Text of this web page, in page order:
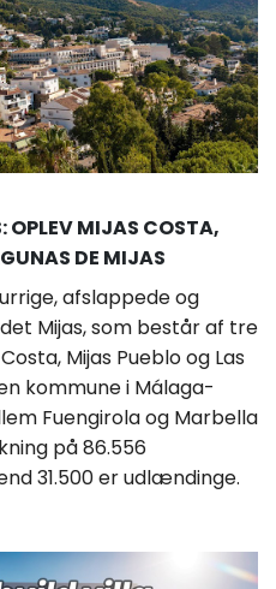
OPLEV MIJAS COSTA,
DE MIJAS
afslappede og
Mijas, som består af tre
Mijas Pueblo og Las
kommune i Málaga-
Fuengirola og Marbella
på 86.556
31.500 er udlændinge.